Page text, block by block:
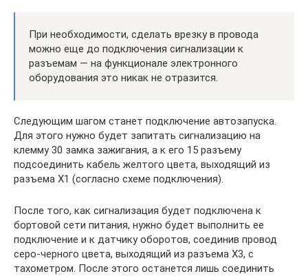
При необходимости, сделать врезку в провода
можно еще до подключения сигнализации к
разъемам — на функционале электронного
оборудования это никак не отразится.
Следующим шагом станет подключение автозапуска.
Для этого нужно будет запитать сигнализацию на
клемму 30 замка зажигания, а к его 15 разъему
подсоединить кабель желтого цвета, выходящий из
разъема Х1 (согласно схеме подключения).
После того, как сигнализация будет подключена к
бортовой сети питания, нужно будет выполнить ее
подключение и к датчику оборотов, соединив провод
серо-черного цвета, выходящий из разъема Х3, с
тахометром. После этого останется лишь соединить